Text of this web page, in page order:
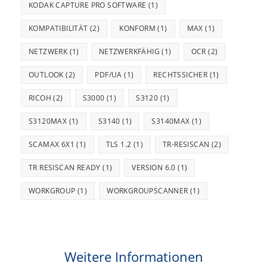
KODAK CAPTURE PRO SOFTWARE (1)
KOMPATIBILITÄT (2) KONFORM (1) MAX (1)
NETZWERK (1) NETZWERKFÄHIG (1) OCR (2)
OUTLOOK (2) PDF/UA (1) RECHTSSICHER (1)
RICOH (2) S3000 (1) S3120 (1)
S3120MAX (1) S3140 (1) S3140MAX (1)
SCAMAX 6X1 (1) TLS 1.2 (1) TR-RESISCAN (2)
TR RESISCAN READY (1) VERSION 6.0 (1)
WORKGROUP (1) WORKGROUPSCANNER (1)
Weitere Informationen